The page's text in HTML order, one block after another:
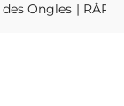
Ongles RÂPE